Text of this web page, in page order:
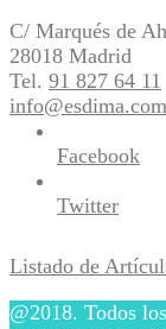
C/ Marqués de
28018 Madrid
Tel. 91 827 64 11
info@esdima.com
Facebook
Twitter
Listado de
@2018. Todos